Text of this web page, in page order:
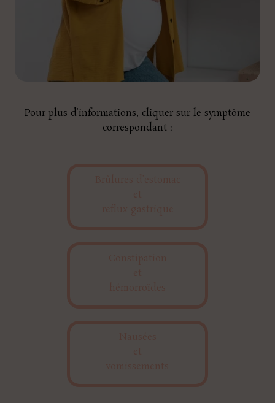
Pour plus d’informations, cliquer sur le symptôme
correspondant :